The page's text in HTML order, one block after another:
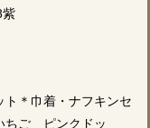
紫
ト＊巾着・ナフキンセ
ご ピンクドッ